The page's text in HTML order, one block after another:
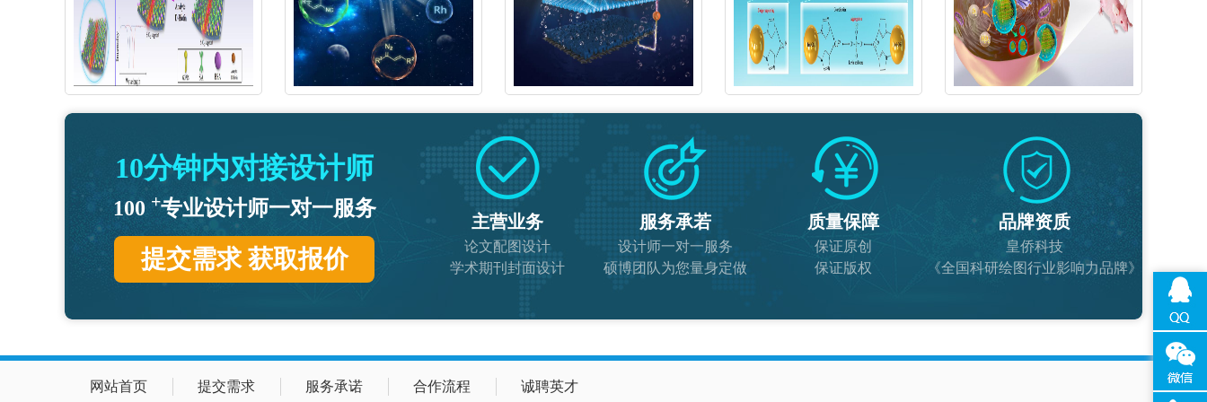
10分钟内对接设计师
100 +专业设计师一对一服务
提交需求 获取报价
主营业务
论文配图设计
学术期刊封面设计
服务承若
设计师一对一服务
硕博团队为您量身定做
质量保障
保证原创
保证版权
品牌资质
皇侨科技
《全国科研绘图行业影响力品牌》
网站首页 提交需求 服务承诺 合作流程 诚聘英才